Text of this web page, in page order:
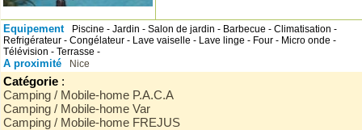
Equipement
Piscine - Jardin - Salon de jardin - Barbecue - Climatisation -
Refrigérateur - Congélateur - Lave vaiselle - Lave linge - Four - Micro onde -
Télévision - Terrasse -
A proximité Nice
Catégorie :
Camping / Mobile-home P.A.C.A
Camping / Mobile-home Var
Camping / Mobile-home FREJUS